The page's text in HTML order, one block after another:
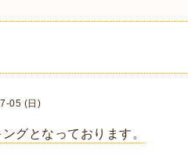
05 (日)
グとなっております。